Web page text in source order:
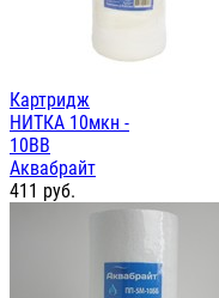
Картридж
НИТКА 10мкн -
10ВВ
Аквабрайт
411 руб.